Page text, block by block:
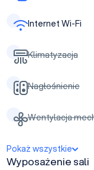
Internet Wi-Fi
Klimatyzacja
Nagłośnienie
Wentylacja
Pokaż wszystkie
Wyposażenie sali